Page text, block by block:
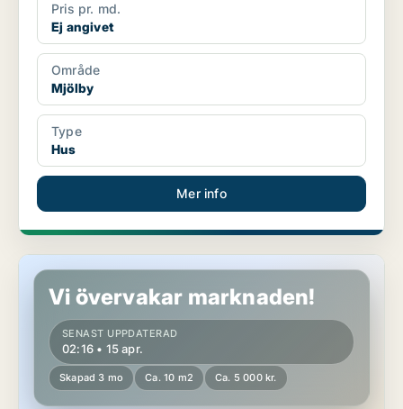
Pris pr. md.
Ej angivet
Område
Mjölby
Type
Hus
Mer info
Hus i Mjölby, Mantorp
Vi övervakar marknaden!
SENAST UPPDATERAD
02:16 • 15 apr.
Skapad 3 mo Ca. 10 m2 Ca. 5 000 kr.